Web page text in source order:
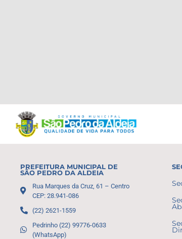
PREFEITURA MUNICIPAL DE
SÃO PEDRO DA ALDEIA
Rua Marques da Cruz, 61 – Centro
CEP: 28.941-086
(22) 2621-1559
Pedrinho (22) 99776-0633
(WhatsApp)